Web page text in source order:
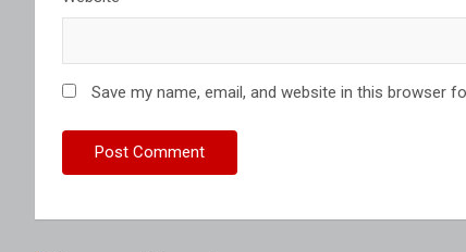
Save my name, email, and website in this browser